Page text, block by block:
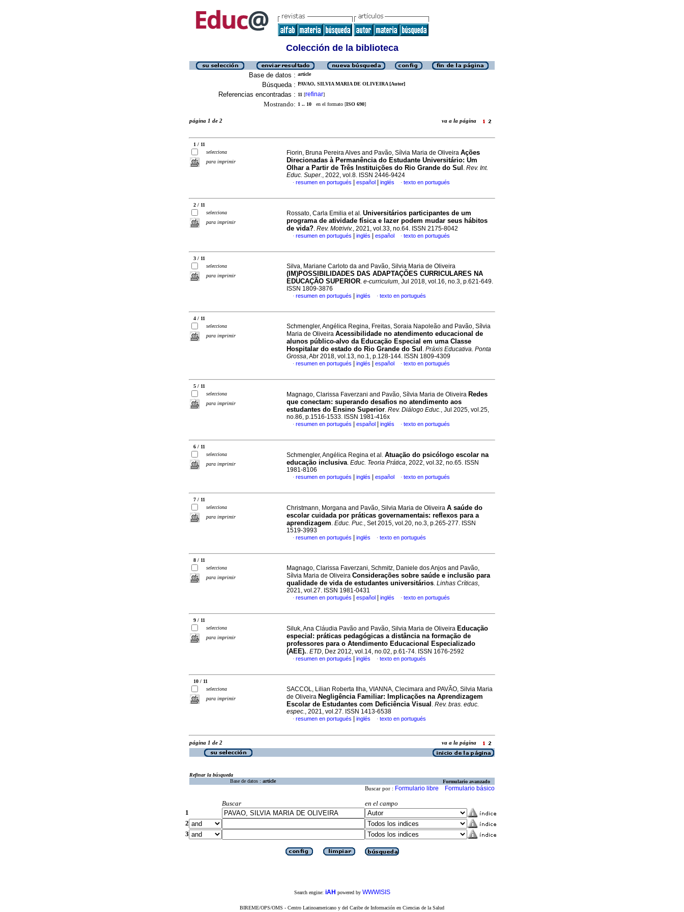
Colección de la biblioteca
Base de datos : article
Búsqueda : PAVAO, SILVIA MARIA DE OLIVEIRA [Autor]
Referencias encontradas : 11 [refinar]
Mostrando: 1 .. 10 en el formato [ISO 690]
página 1 de 2 va a la página
1 / 11
selecciona
para imprimir
Fiorin, Bruna Pereira Alves and Pavão, Sílvia Maria de Oliveira Ações
Direcionadas à Permanência do Estudante Universitário: Um
Olhar a Partir de Três Instituições do Rio Grande do Sul . Rev. Int.
Educ. Super., 2022, vol.8. ISSN 2446-9424
· resumen en portugués español inglés · texto en portugués
2 / 11
selecciona
para imprimir
Rossato, Carla Emilia et al. Universitários participantes de um
programa de atividade física e lazer podem mudar seus hábitos
de vida?. Rev. Motriviv., 2021, vol.33, no.64. ISSN 2175-8042
· resumen en portugués inglés español · texto en portugués
3 / 11
selecciona
para imprimir
Silva, Mariane Carloto da and Pavão, Silvia Maria de Oliveira
(IM)POSSIBILIDADES DAS ADAPTAÇÕES CURRICULARES NA
EDUCAÇÃO SUPERIOR. e-curriculum, Jul 2018, vol.16, no.3, p.621-649.
ISSN 1809-3876
· resumen en portugués inglés · texto en portugués
4 / 11
selecciona
para imprimir
Schmengler, Angélica Regina, Freitas, Soraia Napoleão and Pavão, Sílvia
Maria de Oliveira Acessibilidade no atendimento educacional de
alunos público-alvo da Educação Especial em uma Classe
Hospitalar do estado do Rio Grande do Sul . Práxis Educativa. Ponta
Grossa, Abr 2018, vol.13, no.1, p.128-144. ISSN 1809-4309
· resumen en portugués inglés español · texto en portugués
5 / 11
selecciona
para imprimir
Magnago, Clarissa Faverzani and Pavão, Sílvia Maria de Oliveira Redes
que conectam: superando desafios no atendimento aos
estudantes do Ensino Superior. Rev. Diálogo Educ., Jul 2025, vol.25,
no.86, p.1516-1533. ISSN 1981-416x
· resumen en portugués español inglés · texto en portugués
6 / 11
selecciona
para imprimir
Schmengler, Angélica Regina et al. Atuação do psicólogo escolar na
educação inclusiva. Educ. Teoria Prática, 2022, vol.32, no.65. ISSN
1981-8106
· resumen en portugués inglés español · texto en portugués
7 / 11
selecciona
para imprimir
Christmann, Morgana and Pavão, Silvia Maria de Oliveira A saúde do
escolar cuidada por práticas governamentais: reflexos para a
aprendizagem. Educ. Puc., Set 2015, vol.20, no.3, p.265-277. ISSN
1519-3993
· resumen en portugués inglés · texto en portugués
8 / 11
selecciona
para imprimir
Magnago, Clarissa Faverzani, Schmitz, Daniele dos Anjos and Pavão,
Sílvia Maria de Oliveira Considerações sobre saúde e inclusão para
qualidade de vida de estudantes universitários. Linhas Críticas,
2021, vol.27. ISSN 1981-0431
· resumen en portugués español inglés · texto en portugués
9 / 11
selecciona
para imprimir
Siluk, Ana Cláudia Pavão and Pavão, Silvia Maria de Oliveira Educação
especial: práticas pedagógicas a distância na formação de
professores para o Atendimento Educacional Especializado
(AEE).. ETD, Dez 2012, vol.14, no.02, p.61-74. ISSN 1676-2592
· resumen en portugués inglés · texto en portugués
10 / 11
selecciona
para imprimir
SACCOL, Lilian Roberta Ilha, VIANNA, Clecimara and PAVÃO, Silvia Maria
de Oliveira Negligência Familiar: Implicações na Aprendizagem
Escolar de Estudantes com Deficiência Visual . Rev. bras. educ.
espec., 2021, vol.27. ISSN 1413-6538
· resumen en portugués inglés · texto en portugués
página 1 de 2 va a la página
Refinar la búsqueda
Base de datos : article Formulario avanzado
Buscar por : Formulario libre Formulario básico
Buscar
en el campo
1
2
3
Search engine: iAH powered by WWWISIS
BIREME/OPS/OMS - Centro Latinoamericano y del Caribe de Información en Ciencias de la Salud